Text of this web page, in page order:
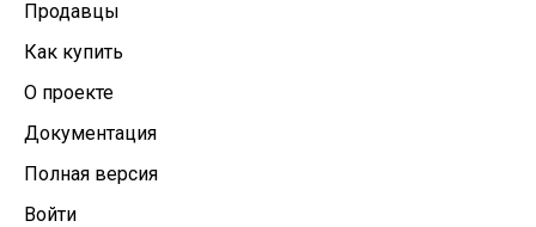
Продавцы
Как купить
О проекте
Документация
Полная версия
Войти